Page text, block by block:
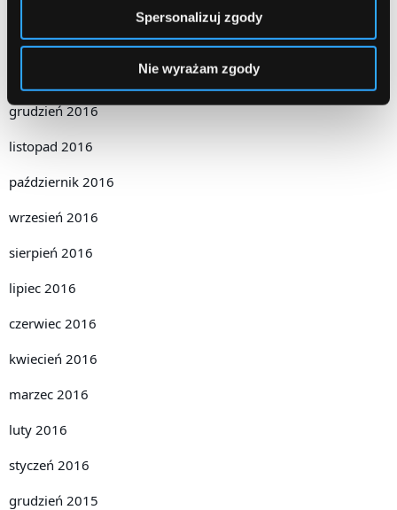
Spersonalizuj zgody
Nie wyrażam zgody
luty 2017
grudzień 2016
listopad 2016
październik 2016
wrzesień 2016
sierpień 2016
lipiec 2016
czerwiec 2016
kwiecień 2016
marzec 2016
luty 2016
styczeń 2016
grudzień 2015